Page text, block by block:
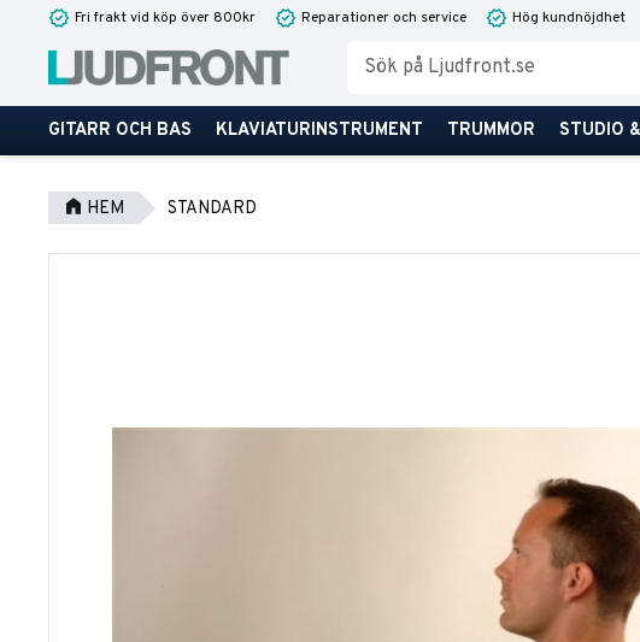
Fri frakt vid köp över 800kr Reparationer och service Hög kundnöjdhet
GITARR OCH BAS KLAVIATURINSTRUMENT TRUMMOR STUDIO
HEM STANDARD